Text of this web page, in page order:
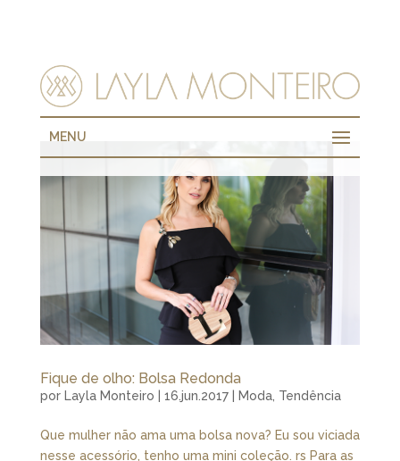
MENU
Fique de olho: Bolsa Redonda
por Layla Monteiro 16.jun.2017| Moda, Tendência
Que mulher não ama uma bolsa nova? Eu sou viciada
nesse acessório, tenho uma mini coleção. rs Para as